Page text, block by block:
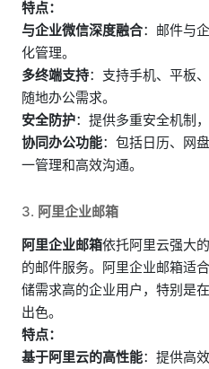
特点：
与企业微信深度融合：邮件与
化管理。
多终端支持：支持手机、平板
随地办公需求。
安全防护：提供多重安全机制
协同办公功能：包括日历、网
一管理和高效沟通。
3. 阿里企业邮箱
阿里企业邮箱依托阿里云强大
的邮件服务。阿里企业邮箱适
储需求高的企业用户，特别是
出色。
特点：
基于阿里云的高性能：提供高